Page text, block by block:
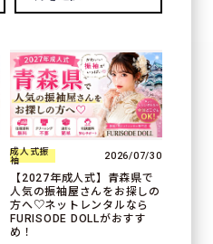
成人式振
袖
2026/07/30
【2027年成人式】青森県で
人気の振袖屋さんをお探しの
方へ♡ネットレンタルなら
FURISODE DOLLがおすす
め！